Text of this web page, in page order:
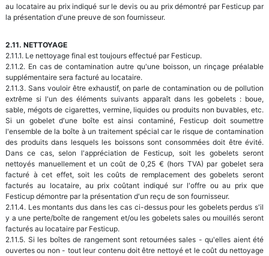
au locataire au prix indiqué sur le devis ou au prix démontré par Festicup par
la présentation d'une preuve de son fournisseur.
2.11. NETTOYAGE
2.11.1. Le nettoyage final est toujours effectué par Festicup.
2.11.2. En cas de contamination autre qu'une boisson, un rinçage préalable
supplémentaire sera facturé au locataire.
2.11.3. Sans vouloir être exhaustif, on parle de contamination ou de pollution
extrême si l'un des éléments suivants apparaît dans les gobelets : boue,
sable, mégots de cigarettes, vermine, liquides ou produits non buvables, etc.
Si un gobelet d'une boîte est ainsi contaminé, Festicup doit soumettre
l'ensemble de la boîte à un traitement spécial car le risque de contamination
des produits dans lesquels les boissons sont consommées doit être évité.
Dans ce cas, selon l'appréciation de Festicup, soit les gobelets seront
nettoyés manuellement et un coût de 0,25 € (hors TVA) par gobelet sera
facturé à cet effet, soit les coûts de remplacement des gobelets seront
facturés au locataire, au prix coûtant indiqué sur l'offre ou au prix que
Festicup démontre par la présentation d'un reçu de son fournisseur.
2.11.4. Les montants dus dans les cas ci-dessus pour les gobelets perdus s'il
y a une perte/boîte de rangement et/ou les gobelets sales ou mouillés seront
facturés au locataire par Festicup.
2.11.5. Si les boîtes de rangement sont retournées sales - qu'elles aient été
ouvertes ou non - tout leur contenu doit être nettoyé et le coût du nettoyage